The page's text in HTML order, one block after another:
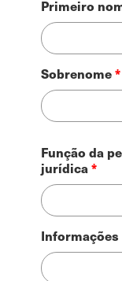
Primeiro
Sobrenome
Função da
jurídica